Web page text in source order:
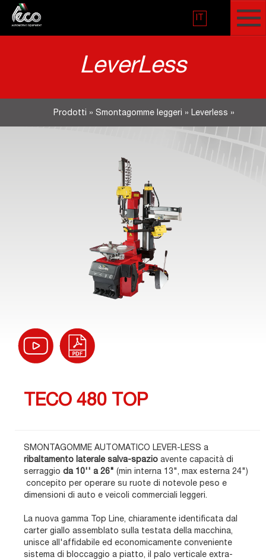
IT
LeverLess
Prodotti » Smontagomme leggeri » Leverless »
TECO 480 TOP
SMONTAGOMME AUTOMATICO LEVER-LESS a
ribaltamento laterale salva-spazio avente capacità di
serraggio da 10'' a 26" (min interna 13", max esterna 24")
concepito per operare su ruote di notevole peso e
dimensioni di auto e veicoli commerciali leggeri.
La nuova gamma Top Line, chiaramente identificata dal
carter giallo assemblato sulla testata della macchina,
unisce all'affidabile ed economicamente conveniente
sistema di bloccaggio a piatto, il palo verticale extra-